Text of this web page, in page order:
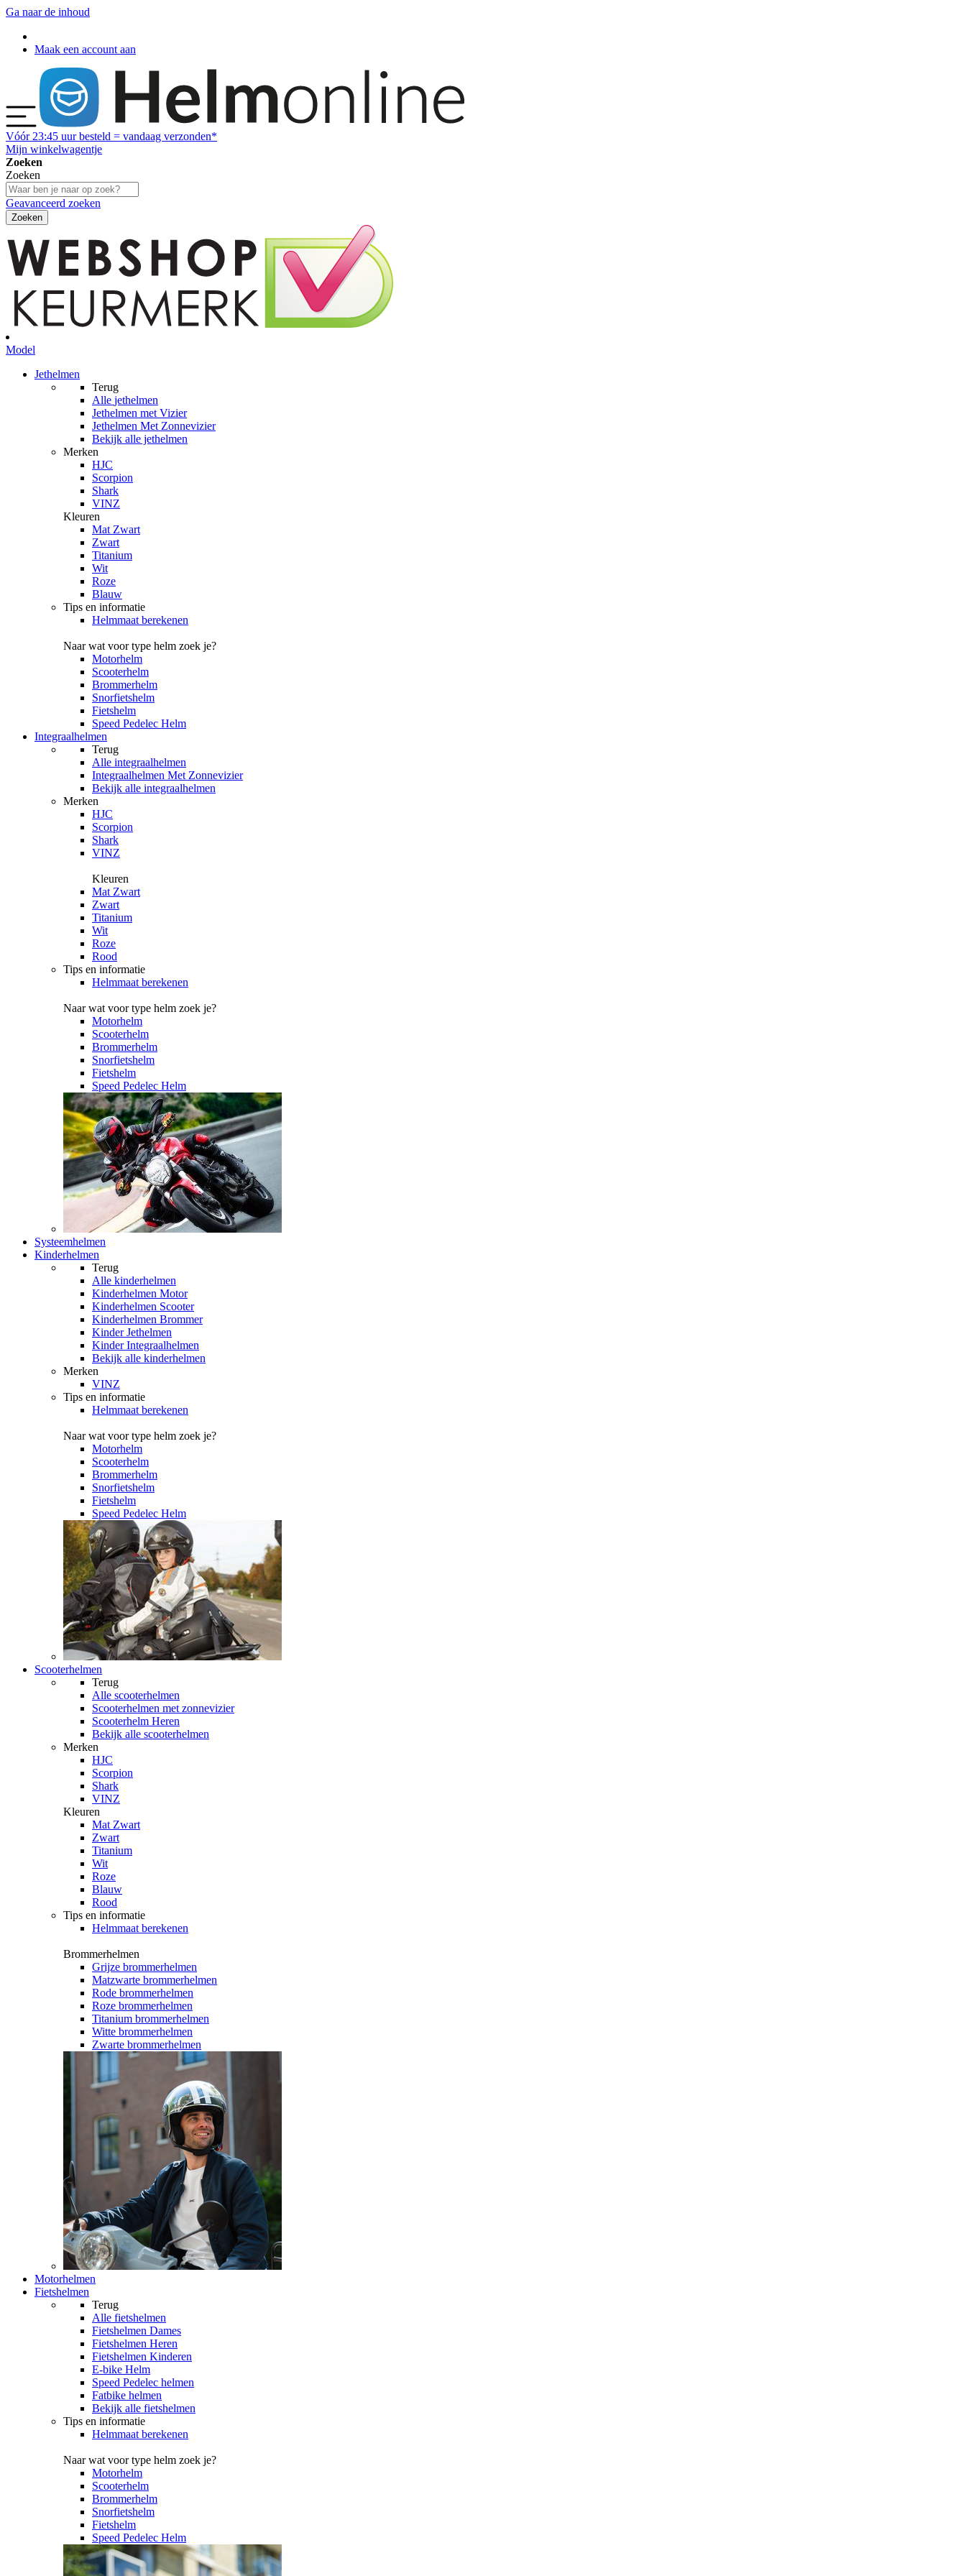
Ga naar de inhoud
Maak een account aan
Vóór 23:45 uur besteld = vandaag verzonden*
Mijn winkelwagentje
Zoeken
Zoeken
Geavanceerd zoeken
Zoeken
Model
Jethelmen
Terug
Alle jethelmen
Jethelmen met Vizier
Jethelmen Met Zonnevizier
Bekijk alle jethelmen
Merken
HJC
Scorpion
Shark
VINZ
Kleuren
Mat Zwart
Zwart
Titanium
Wit
Roze
Blauw
Tips en informatie
Helmmaat berekenen
Naar wat voor type helm zoek je?
Motorhelm
Scooterhelm
Brommerhelm
Snorfietshelm
Fietshelm
Speed Pedelec Helm
Integraalhelmen
Terug
Alle integraalhelmen
Integraalhelmen Met Zonnevizier
Bekijk alle integraalhelmen
Merken
HJC
Scorpion
Shark
VINZ
Kleuren
Mat Zwart
Zwart
Titanium
Wit
Roze
Rood
Tips en informatie
Helmmaat berekenen
Naar wat voor type helm zoek je?
Motorhelm
Scooterhelm
Brommerhelm
Snorfietshelm
Fietshelm
Speed Pedelec Helm
Systeemhelmen
Kinderhelmen
Terug
Alle kinderhelmen
Kinderhelmen Motor
Kinderhelmen Scooter
Kinderhelmen Brommer
Kinder Jethelmen
Kinder Integraalhelmen
Bekijk alle kinderhelmen
Merken
VINZ
Tips en informatie
Helmmaat berekenen
Naar wat voor type helm zoek je?
Motorhelm
Scooterhelm
Brommerhelm
Snorfietshelm
Fietshelm
Speed Pedelec Helm
Scooterhelmen
Terug
Alle scooterhelmen
Scooterhelmen met zonnevizier
Scooterhelm Heren
Bekijk alle scooterhelmen
Merken
HJC
Scorpion
Shark
VINZ
Kleuren
Mat Zwart
Zwart
Titanium
Wit
Roze
Blauw
Rood
Tips en informatie
Helmmaat berekenen
Brommerhelmen
Grijze brommerhelmen
Matzwarte brommerhelmen
Rode brommerhelmen
Roze brommerhelmen
Titanium brommerhelmen
Witte brommerhelmen
Zwarte brommerhelmen
Motorhelmen
Fietshelmen
Terug
Alle fietshelmen
Fietshelmen Dames
Fietshelmen Heren
Fietshelmen Kinderen
E-bike Helm
Speed Pedelec helmen
Fatbike helmen
Bekijk alle fietshelmen
Tips en informatie
Helmmaat berekenen
Naar wat voor type helm zoek je?
Motorhelm
Scooterhelm
Brommerhelm
Snorfietshelm
Fietshelm
Speed Pedelec Helm